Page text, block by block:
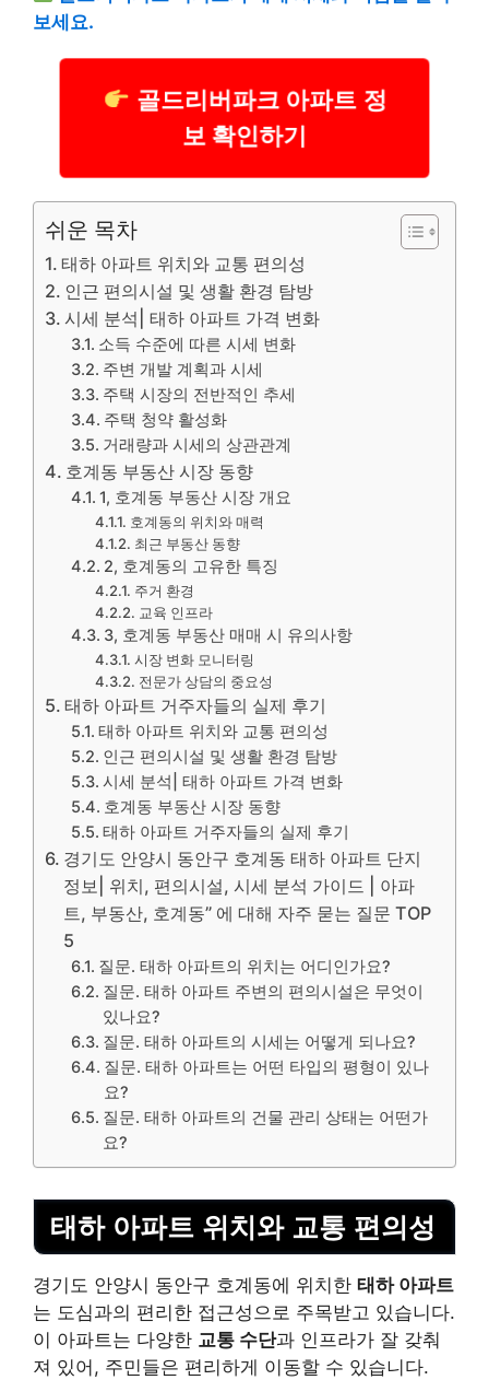
보세요.
골드리버파크 아파트 정
보 확인하기
쉬운 목차
태하 아파트 위치와 교통 편의성
인근 편의시설 및 생활 환경 탐방
시세 분석| 태하 아파트 가격 변화
소득 수준에 따른 시세 변화
주변 개발 계획과 시세
주택 시장의 전반적인 추세
주택 청약 활성화
거래량과 시세의 상관관계
호계동 부동산 시장 동향
1, 호계동 부동산 시장 개요
호계동의 위치와 매력
최근 부동산 동향
2, 호계동의 고유한 특징
주거 환경
교육 인프라
3, 호계동 부동산 매매 시 유의사항
시장 변화 모니터링
전문가 상담의 중요성
태하 아파트 거주자들의 실제 후기
태하 아파트 위치와 교통 편의성
인근 편의시설 및 생활 환경 탐방
시세 분석| 태하 아파트 가격 변화
호계동 부동산 시장 동향
태하 아파트 거주자들의 실제 후기
경기도 안양시 동안구 호계동 태하 아파트 단지
정보| 위치, 편의시설, 시세 분석 가이드 | 아파
트, 부동산, 호계동” 에 대해 자주 묻는 질문 TOP
5
질문. 태하 아파트의 위치는 어디인가요?
질문. 태하 아파트 주변의 편의시설은 무엇이
있나요?
질문. 태하 아파트의 시세는 어떻게 되나요?
질문. 태하 아파트는 어떤 타입의 평형이 있나
요?
질문. 태하 아파트의 건물 관리 상태는 어떤가
요?
태하 아파트 위치와 교통 편의성
경기도 안양시 동안구 호계동에 위치한 태하 아파트
는 도심과의 편리한 접근성으로 주목받고 있습니다.
이 아파트는 다양한 교통 수단과 인프라가 잘 갖춰
져 있어, 주민들은 편리하게 이동할 수 있습니다.